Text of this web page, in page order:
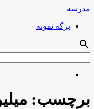
مدرسه
برگه نمونه
search
برچسب: